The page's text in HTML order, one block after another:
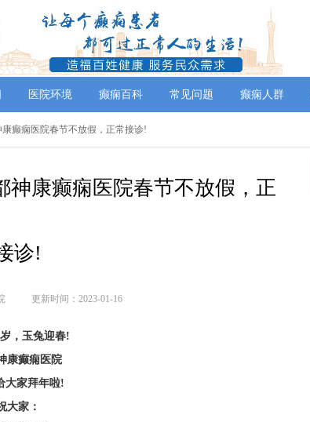
医院环境 癫痫百科 常见问题 癫痫人群
癫痫医院春节不放假，正常接诊!
康癫痫医院春节不放假，正
诊!
更新时间：2023-01-16
，玉兔迎春!
康癫痫医院
大家拜年啦!
大家：